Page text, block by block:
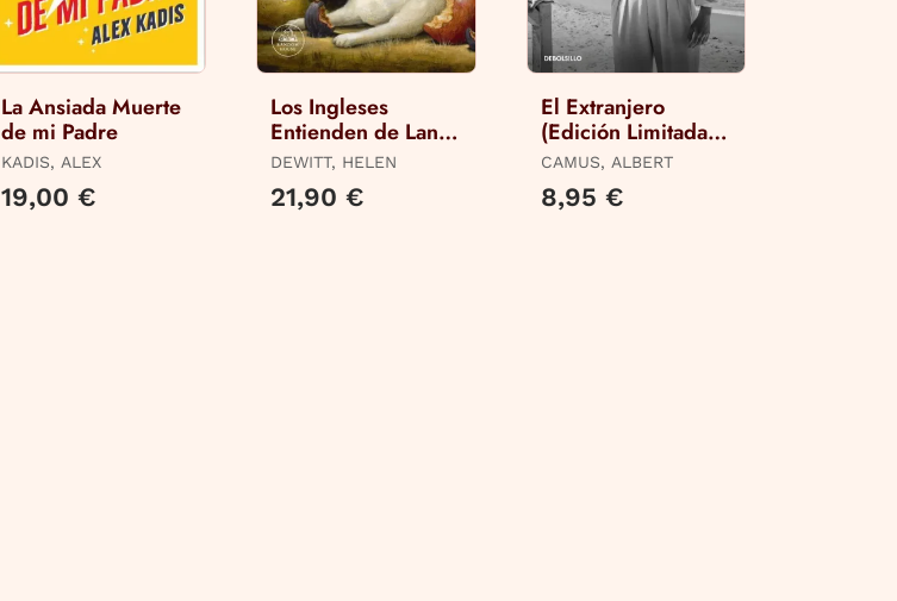
La Ansiada Muerte
de mi Padre
KADIS, ALEX
19,00 €
Los Ingleses
Entienden de Lana
(Y Otros Trucos)
DEWITT, HELEN
21,90 €
El Extranjero
(Edición Limitada ·
Verano)
CAMUS, ALBERT
8,95 €